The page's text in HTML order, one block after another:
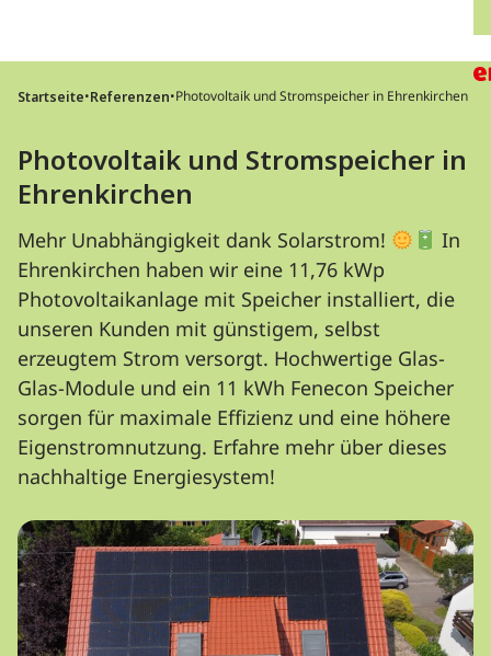
Startseite•Referenzen•Photovoltaik und Stromspeicher in Ehrenkirchen
Photovoltaik und Stromspeicher in
Ehrenkirchen
Mehr Unabhängigkeit dank Solarstrom!
In
Ehrenkirchen haben wir eine 11,76 kWp
Photovoltaikanlage mit Speicher installiert, die
unseren Kunden mit günstigem, selbst
erzeugtem Strom versorgt. Hochwertige Glas-
Glas-Module und ein 11 kWh Fenecon Speicher
sorgen für maximale Effizienz und eine höhere
Eigenstromnutzung. Erfahre mehr über dieses
nachhaltige Energiesystem!